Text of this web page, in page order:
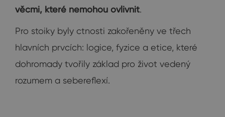
věcmi, které nemohou ovlivnit.
Pro stoiky byly ctnosti zakořeněny ve třech
hlavních prvcích: logice, fyzice a etice, které
dohromady tvořily základ pro život vedený
rozumem a sebereflexí.